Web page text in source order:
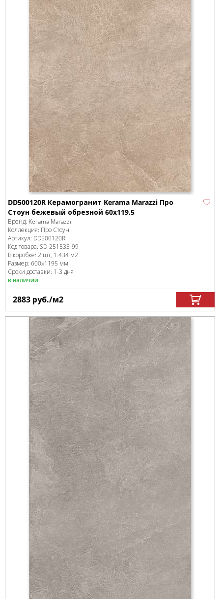
DD500120R Керамогранит Kerama Marazzi Про
Стоун бежевый обрезной 60x119.5
Бренд: Kerama Marazzi
Коллекция: Про Стоун
Артикул: DD500120R
Код товара: SD-251533-99
В коробке: 2 шт, 1.434 м2
Размер: 600x1195 мм
Сроки доставки: 1-3 дня
в наличии
2883 руб./м2